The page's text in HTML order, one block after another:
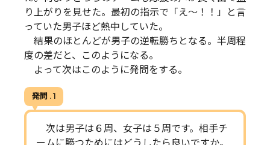
り上がりを見せた。最初の指示で「え～！！」と言
っていた男子ほど熱中していた。
結果のほとんどが男子の逆転勝ちとなる。半周程
度の差だと、このようになる。
よって次はこのように発問をする。
発問 . 1
次は男子は６周、女子は５周です。相手チ